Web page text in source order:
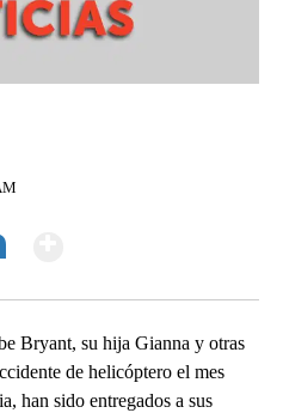
Bryant, su hija Gianna y otras
de helicóptero el mes
han sido entregados a sus